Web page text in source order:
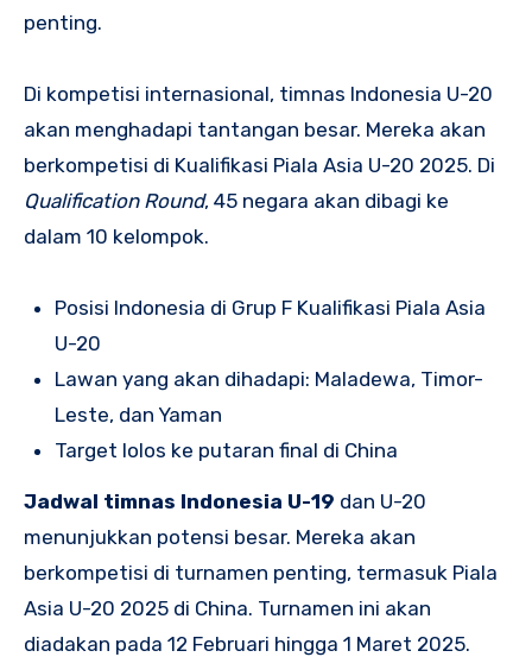
penting.
Di kompetisi internasional, timnas Indonesia U-20
akan menghadapi tantangan besar. Mereka akan
berkompetisi di Kualifikasi Piala Asia U-20 2025. Di
Qualification Round, 45 negara akan dibagi ke
dalam 10 kelompok.
Posisi Indonesia di Grup F Kualifikasi Piala Asia
U-20
Lawan yang akan dihadapi: Maladewa, Timor-
Leste, dan Yaman
Target lolos ke putaran final di China
Jadwal timnas Indonesia U-19 dan U-20
menunjukkan potensi besar. Mereka akan
berkompetisi di turnamen penting, termasuk Piala
Asia U-20 2025 di China. Turnamen ini akan
diadakan pada 12 Februari hingga 1 Maret 2025.